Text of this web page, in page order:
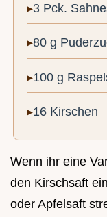
3 Pck.
80 g
100 g
16 Kirschen
Wenn ihr eine
den Kirschsaft
oder Apfelsaft